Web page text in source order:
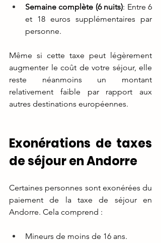
Semaine complète (6 nuits): Entre 6
et 18 euros supplémentaires par
personne.
Même si cette taxe peut légèrement
augmenter le coût de votre séjour, elle
reste néanmoins un montant
relativement faible par rapport aux
autres destinations européennes.
Exonérations de taxes
de séjour en Andorre
Certaines personnes sont exonérées du
paiement de la taxe de séjour en
Andorre. Cela comprend :
Mineurs de moins de 16 ans.